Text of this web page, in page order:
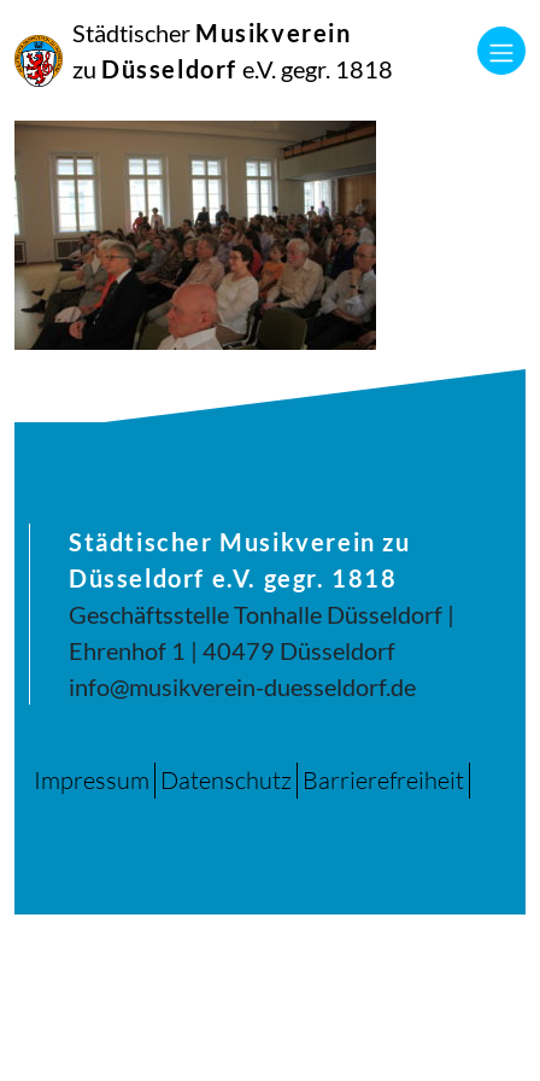
Städtischer Musikverein
zu Düsseldorf e.V. gegr. 1818
Juni
2018
Manfred Hill
Städtischer Musikverein zu
Düsseldorf e.V. gegr. 1818
Geschäftsstelle Tonhalle Düsseldorf |
Ehrenhof 1 | 40479 Düsseldorf
info@musikverein-duesseldorf.de
Impressum Datenschutz Barrierefreiheit